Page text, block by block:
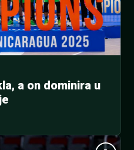
a on dominira u